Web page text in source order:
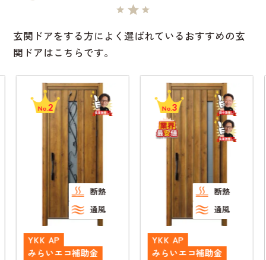
玄関ドアをする方によく選ばれているおすすめの玄
関ドアはこちらです。
No. 2
断熱
通風
YKK AP
みらいエコ補助金
No. 3
断熱
通風
YKK AP
みらいエコ補助金